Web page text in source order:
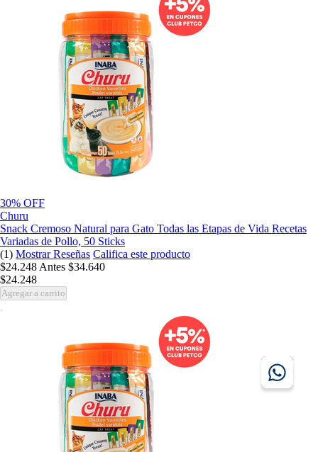
30% OFF
Churu
Snack Cremoso Natural para Gato Todas las Etapas de Vida Recetas
Variadas de Pollo, 50 Sticks
(1) Mostrar Reseñas Califica este producto
$24.248 Antes $34.640
$24.248
Agregar a carrito